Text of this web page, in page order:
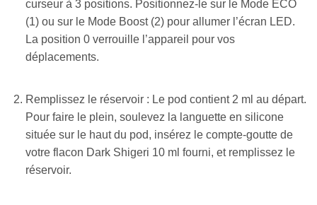
curseur à 3 positions. Positionnez-le sur le Mode ECO
(1) ou sur le Mode Boost (2) pour allumer l’écran LED.
La position 0 verrouille l’appareil pour vos
déplacements.
Remplissez le réservoir : Le pod contient 2 ml au départ.
Pour faire le plein, soulevez la languette en silicone
située sur le haut du pod, insérez le compte-goutte de
votre flacon Dark Shigeri 10 ml fourni, et remplissez le
réservoir.